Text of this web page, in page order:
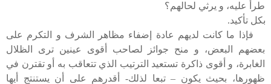
طرأ عليه، و يرثي لحالهم؟
بكل تأكيد.
فإذا ما كانت لديهم عادة إضفاء مظاهر الشرف و التكرم على
بعضهم البعض، و منح جوائز لصاحب أقوى عينين ترى الظلال
الغابرة، و أقوى ذاكرة تستعيد الترتيب الذي تتعاقب به أو تقترن في
ظهورها، بحيث يكون – تبعا لذلك- أقدرهم على أن يستنتج أيها